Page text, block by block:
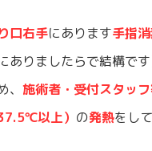
口右手にあります手指
ありましたらで結構です
、 施術者・受付スタッ
以上） の発熱をし